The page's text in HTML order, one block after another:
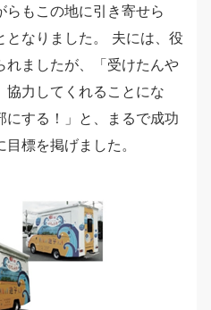
らもこの地に引き寄せら
となりました。 夫には、役
れましたが、「受けたんや
協力してくれることにな
にする！」と、まるで成功
標を掲げました。